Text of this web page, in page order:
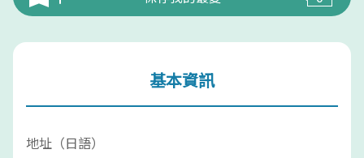
基本資訊
地址（日語）